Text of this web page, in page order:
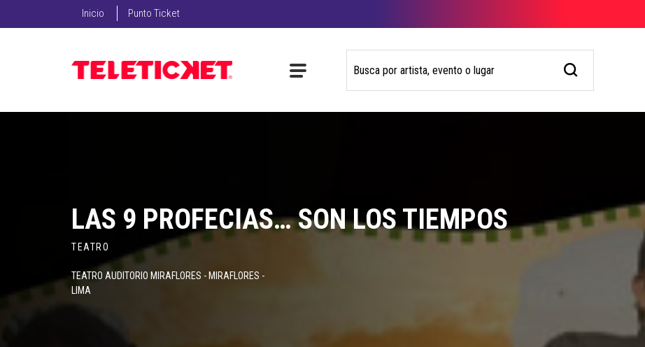
Inicio Punto Ticket
LAS 9 PROFECIAS… SON LOS TIEMPOS
TEATRO
TEATRO AUDITORIO MIRAFLORES - MIRAFLORES -
LIMA